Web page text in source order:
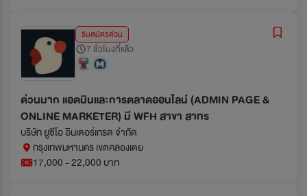
รับสมัครด่วน
7 ชั่วโมงที่แล้ว
ด่วนมาก แอดมินและการตลาดออนไลน์ (ADMIN PAGE &
ONLINE MARKETER) มี WFH สาขา สาทร
บริษัท ยูซีโอ อินเตอร์เทรด จำกัด
กรุงเทพมหานคร เขตคลองเตย
17,000 - 22,000 บาท